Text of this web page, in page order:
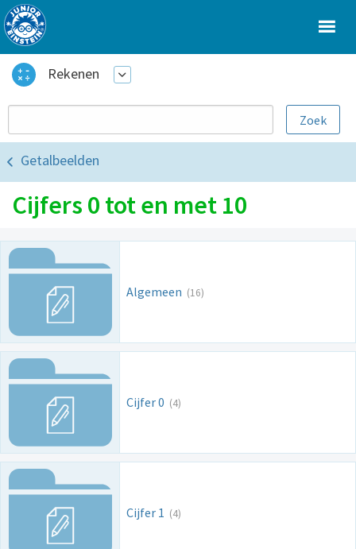
Rekenen
Getalbeelden
Cijfers 0 tot en met 10
Algemeen (16)
Cijfer 0 (4)
Cijfer 1 (4)